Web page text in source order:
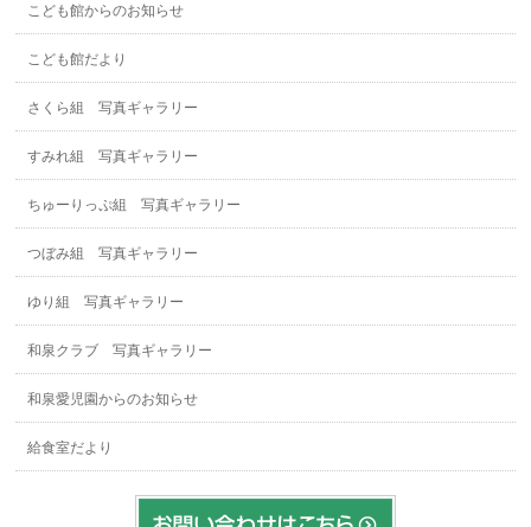
こども館からのお知らせ
こども館だより
さくら組 写真ギャラリー
すみれ組 写真ギャラリー
ちゅーりっぷ組 写真ギャラリー
つぼみ組 写真ギャラリー
ゆり組 写真ギャラリー
和泉クラブ 写真ギャラリー
和泉愛児園からのお知らせ
給食室だより